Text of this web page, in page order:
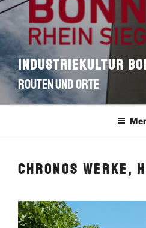
INDUSTRIEKULTUR
ROUTEN UND ORTE
CHRONOS WERKE,